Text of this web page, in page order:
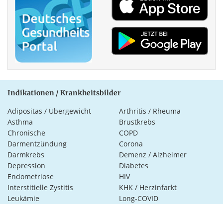
Indikationen / Krankheitsbilder
Adipositas / Übergewicht
Arthritis / Rheuma
Asthma
Brustkrebs
Chronische
Darmentzündung
COPD
Corona
Darmkrebs
Demenz / Alzheimer
Depression
Diabetes
Endometriose
HIV
Interstitielle Zystitis
KHK / Herzinfarkt
Leukämie
Long-COVID